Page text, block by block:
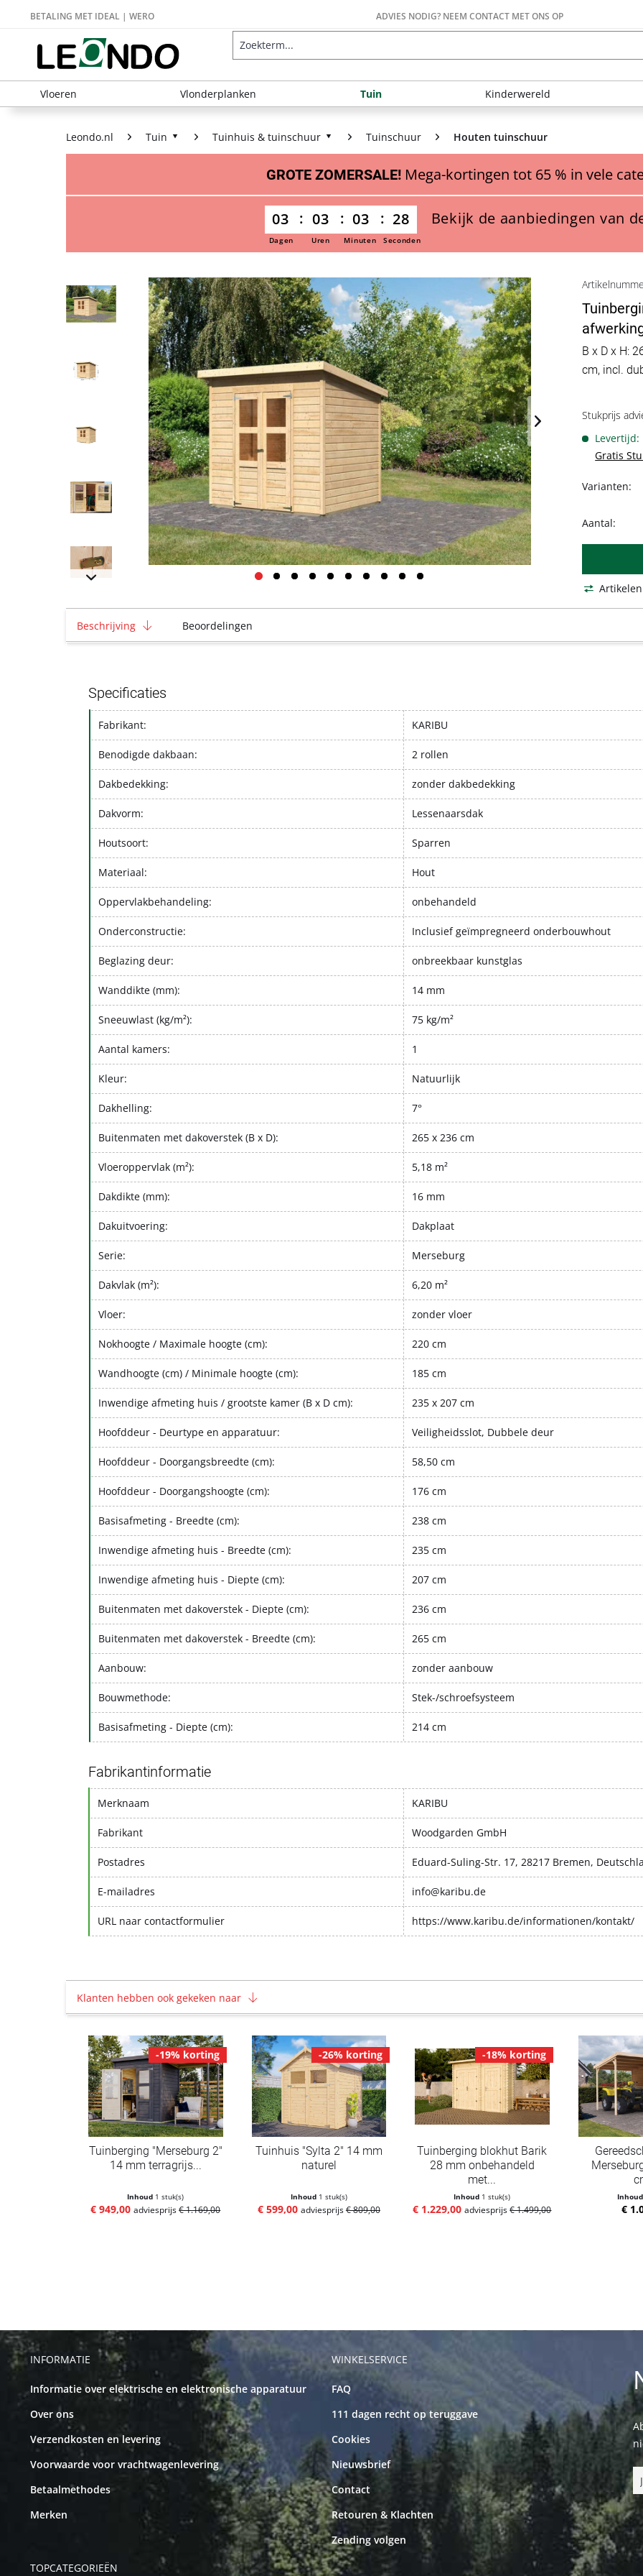
BETALING MET IDEAL | WERO ADVIES NODIG? NEEM CONTACT MET ONS OP
Vloeren Vlonderplanken Tuin Kinderwereld
Leondo.nl Tuin Tuinhuis & tuinschuur Tuinschuur Houten tuinschuur
GROTE ZOMERSALE! Mega-kortingen tot 65 % in vele
03 03 03 26
Dagen Uren Minuten Seconden
Bekijk de aanbiedingen van
B x D x H:
cm, incl.
Stukprijs
Levertijd:
Gratis
Varianten:
Aantal:
Beschrijving Beoordelingen
Specificaties
Fabrikant: KARIBU
Benodigde dakbaan: 2 rollen
Dakbedekking: zonder dakbedekking
Dakvorm: Lessenaarsdak
Houtsoort: Sparren
Materiaal: Hout
Oppervlakbehandeling: onbehandeld
Onderconstructie: Inclusief geïmpregneerd onderbouwhout
Beglazing deur: onbreekbaar kunstglas
Wanddikte (mm): 14 mm
Sneeuwlast (kg/m²): 75 kg/m²
Aantal kamers: 1
Kleur: Natuurlijk
Dakhelling: 7°
Buitenmaten met dakoverstek (B x D): 265 x 236 cm
Vloeroppervlak (m²): 5,18 m²
Dakdikte (mm): 16 mm
Dakuitvoering: Dakplaat
Serie: Merseburg
Dakvlak (m²): 6,20 m²
Vloer: zonder vloer
Nokhoogte / Maximale hoogte (cm): 220 cm
Wandhoogte (cm) / Minimale hoogte (cm): 185 cm
Inwendige afmeting huis / grootste kamer (B x D cm): 235 x 207 cm
Hoofddeur - Deurtype en apparatuur: Veiligheidsslot, Dubbele deur
Hoofddeur - Doorgangsbreedte (cm): 58,50 cm
Hoofddeur - Doorgangshoogte (cm): 176 cm
Basisafmeting - Breedte (cm): 238 cm
Inwendige afmeting huis - Breedte (cm): 235 cm
Inwendige afmeting huis - Diepte (cm): 207 cm
Buitenmaten met dakoverstek - Diepte (cm): 236 cm
Buitenmaten met dakoverstek - Breedte (cm): 265 cm
Aanbouw: zonder aanbouw
Bouwmethode: Stek-/schroefsysteem
Basisafmeting - Diepte (cm): 214 cm
Fabrikantinformatie
Merknaam KARIBU
Fabrikant Woodgarden GmbH
Postadres Eduard-Suling-Str. 17, 28217 Bremen,
E-mailadres info@karibu.de
URL naar contactformulier https://www.karibu.de/informationen/kontakt/
Klanten hebben ook gekeken naar
-19% korting
Tuinberging "Merseburg 2"
14 mm terragrijs...
Inhoud 1 stuk(s)
€ 949,00 adviesprijs€ 1.169,00
-26% korting
Tuinhuis "Sylta 2" 14 mm
naturel
Inhoud 1 stuk(s)
€ 599,00 adviesprijs€ 809,00
-18% korting
Tuinberging blokhut Barik
28 mm onbehandeld
met...
Inhoud 1 stuk(s)
€ 1.229,00 adviesprijs€ 1.499,00 €
INFORMATIE
Informatie over elektrische en elektronische apparatuur
Over ons
Verzendkosten en levering
Voorwaarde voor vrachtwagenlevering
Betaalmethodes
Merken
TOPCATEGORIEËN
WINKELSERVICE
FAQ
111 dagen recht op teruggave
Cookies
Nieuwsbrief
Contact
Retouren & Klachten
Zending volgen